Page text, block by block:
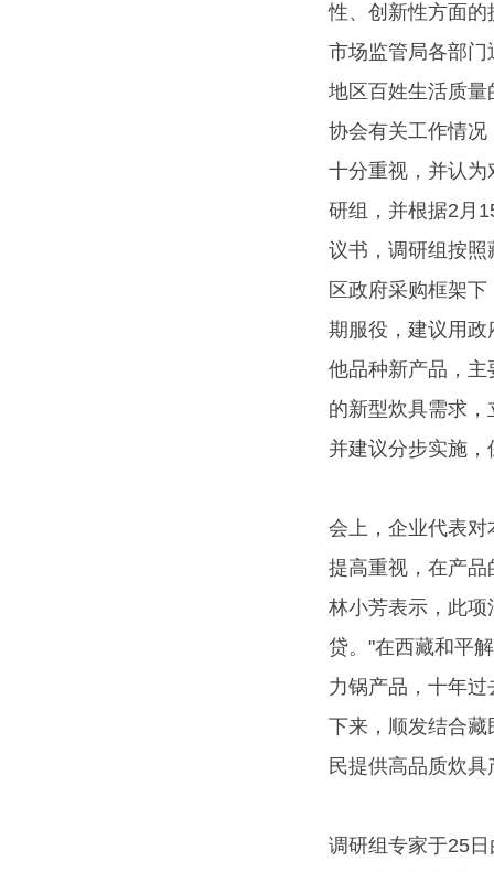
性、创新性方面
市场监管局各部
地区百姓生活质
协会有关工作情
十分重视，并认为
研组，并根据2月
议书，调研组按
区政府采购框架
期服役，建议用
他品种新产品，主
的新型炊具需求，
并建议分步实施，
会上，企业代表
提高重视，在产品
林小芳表示，此
贷。"在西藏和平
力锅产品，十年
下来，顺发结合藏
民提供高品质炊具
调研组专家于25